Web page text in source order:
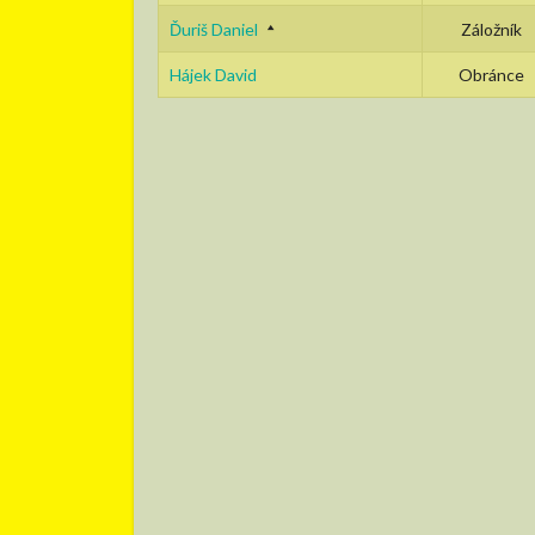
Ďuriš Daniel Záložník
Hájek David Obránce